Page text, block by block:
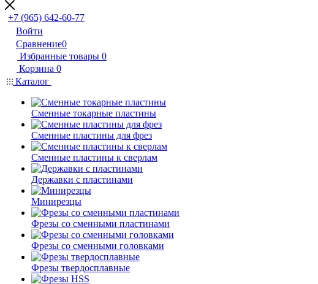
+7 (965) 642-60-77
Войти
Сравнение0
Избранные товары 0
Корзина 0
Каталог
Сменные токарные пластины
Сменные пластины для фрез
Сменные пластины к сверлам
Державки с пластинами
Минирезцы
Фрезы со сменными пластинами
Фрезы со сменными головками
Фрезы твердосплавные